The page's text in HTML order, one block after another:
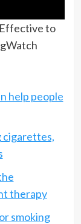
to
help people
cigarettes,
therapy
smoking